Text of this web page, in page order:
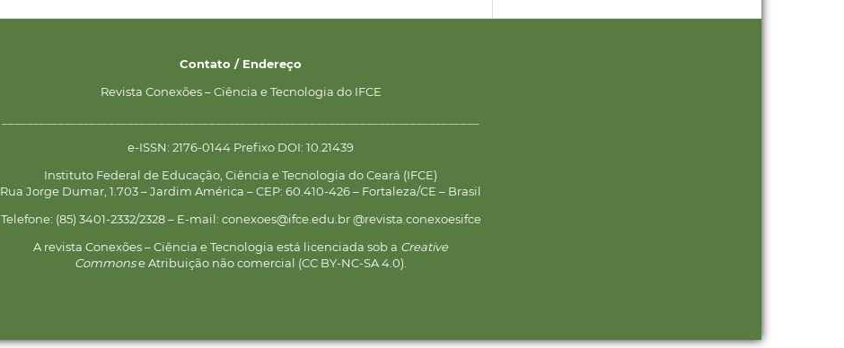
Contato / Endereço
Revista Conexões – Ciência e Tecnologia do IFCE
e-ISSN: 2176-0144 Prefixo DOI: 10.21439
Instituto Federal de Educação, Ciência e Tecnologia do Ceará (IFCE)
Rua Jorge Dumar, 1.703 – Jardim América – CEP: 60.410-426 – Fortaleza/CE – Brasil
Telefone: (85) 3401-2332/2328 – E-mail: conexoes@ifce.edu.br @revista.conexoesifce
A revista Conexões – Ciência e Tecnologia está licenciada sob a Creative
Commonse Atribuição não comercial (CC BY-NC-SA 4.0).